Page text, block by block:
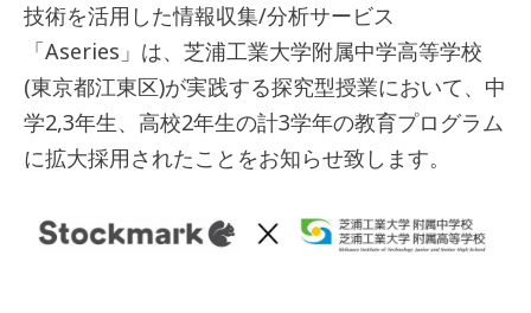
技術を活用した情報収集/分析サービス
「Aseries」は、芝浦工業大学附属中学高等学校
(東京都江東区)が実践する探究型授業において、中
学2,3年生、高校2年生の計3学年の教育プログラム
に拡大採用されたことをお知らせ致します。